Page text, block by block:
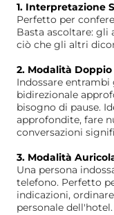
1. Interpretazione
Perfetto per
Basta ascoltare:
ciò che gli altri
2. Modalità
Indossare
bidirezionale
bisogno di pause.
approfondite, fare
conversazioni
3. Modalità
Una persona
telefono. Perfetto
indicazioni,
personale dell'hotel.